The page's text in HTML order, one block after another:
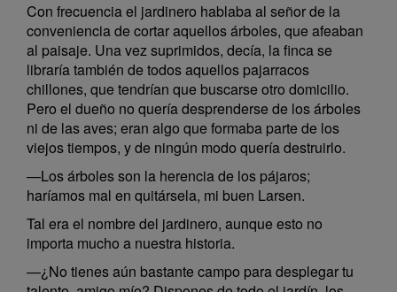
Con frecuencia el jardinero hablaba al señor de la
conveniencia de cortar aquellos árboles, que afeaban
al paisaje. Una vez suprimidos, decía, la finca se
libraría también de todos aquellos pajarracos
chillones, que tendrían que buscarse otro domicilio.
Pero el dueño no quería desprenderse de los árboles
ni de las aves; eran algo que formaba parte de los
viejos tiempos, y de ningún modo quería destruirlo.
—Los árboles son la herencia de los pájaros;
haríamos mal en quitársela, mi buen Larsen.
Tal era el nombre del jardinero, aunque esto no
importa mucho a nuestra historia.
—¿No tienes aún bastante campo para desplegar tu